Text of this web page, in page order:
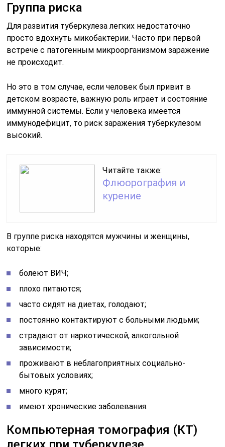
Группа риска
Для развития туберкулеза легких недостаточно
просто вдохнуть микобактерии. Часто при первой
встрече с патогенным микроорганизмом заражение
не происходит.
Но это в том случае, если человек был привит в
детском возрасте, важную роль играет и состояние
иммунной системы. Если у человека имеется
иммунодефицит, то риск заражения туберкулезом
высокий.
Читайте также:
Флюорография и
курение
В группе риска находятся мужчины и женщины,
которые:
болеют ВИЧ;
плохо питаются;
часто сидят на диетах, голодают;
постоянно контактируют с больными людьми;
страдают от наркотической, алкогольной
зависимости;
проживают в неблагоприятных социально-
бытовых условиях;
много курят;
имеют хронические заболевания.
Компьютерная томография (КТ)